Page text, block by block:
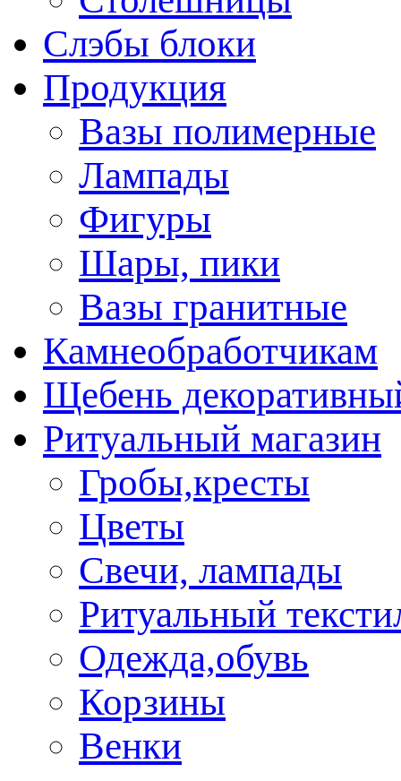
Слэбы блоки
Продукция
Вазы полимерные
Лампады
Фигуры
Шары, пики
Вазы гранитные
Камнеобработчикам
Щебень
Ритуальный магазин
Гробы,кресты
Цветы
Свечи, лампады
Ритуальный
Одежда,обувь
Корзины
Венки